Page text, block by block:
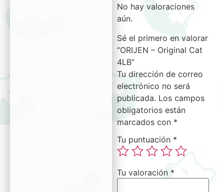
No hay valoraciones
aún.
Sé el primero en valorar
“ORIJEN – Original Cat
4LB”
Tu dirección de correo
electrónico no será
publicada. Los campos
obligatorios están
marcados con *
Tu puntuación *
Tu valoración *